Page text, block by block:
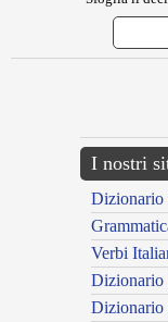
I nostri
Dizionario
Verbi
Dizionario
Dizionario